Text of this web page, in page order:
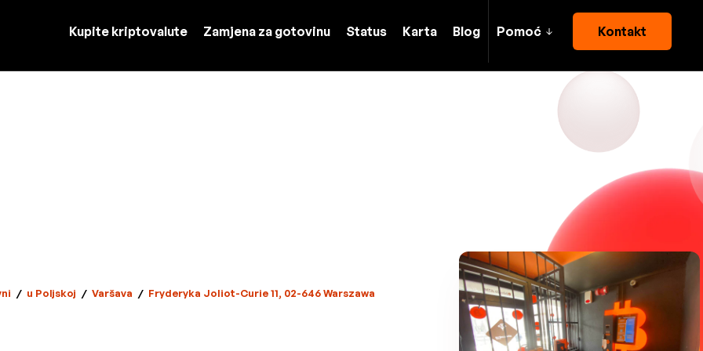
Kupite kriptovalute Zamjena za gotovinu Status Karta Blog Pomoć Kontakt
/ u Poljskoj / Varšava / Fryderyka Joliot-Curie 11, 02-646 Warszawa